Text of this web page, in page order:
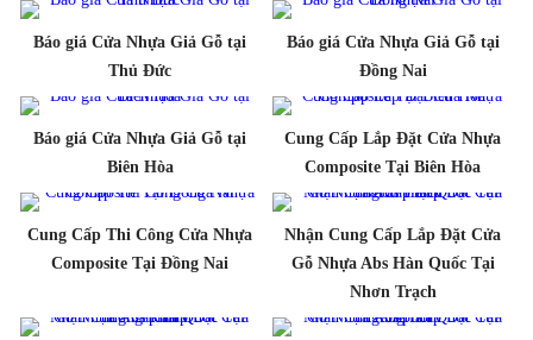
Báo giá Cửa Nhựa Giả Gỗ tại
Thủ Đức
Báo giá Cửa Nhựa Giả Gỗ tại
Đồng Nai
Báo giá Cửa Nhựa Giả Gỗ tại
Biên Hòa
Cung Cấp Lắp Đặt Cửa Nhựa
Composite Tại Biên Hòa
Cung Cấp Thi Công Cửa Nhựa
Composite Tại Đồng Nai
Nhận Cung Cấp Lắp Đặt Cửa
Gỗ Nhựa Abs Hàn Quốc Tại
Nhơn Trạch